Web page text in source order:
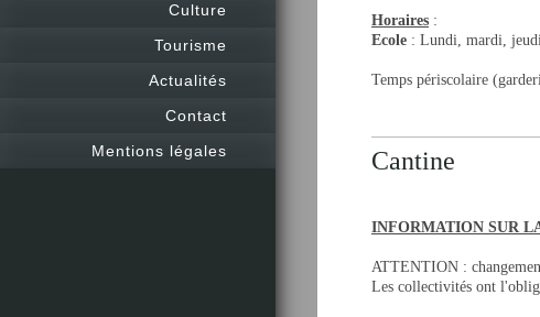
Culture
Tourisme
Actualités
Contact
Mentions légales
Horaires :
Ecole : Lundi, mardi,
Temps périscolaire
soir :
Cantine
INFORMATION SUR
ATTENTION :
Les collectivités ont